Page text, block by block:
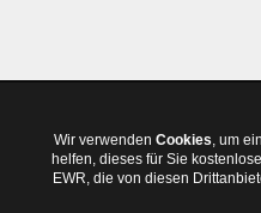
Wir verwenden Cookies, um
helfen, dieses für Sie
EWR, die von diesen